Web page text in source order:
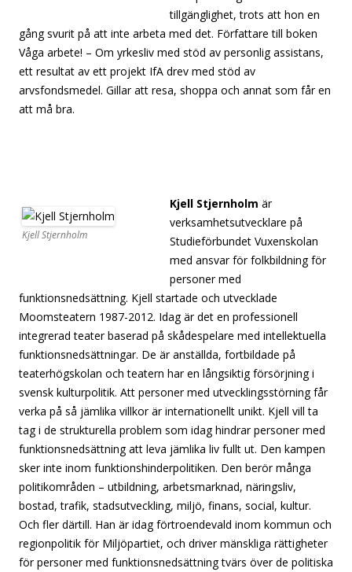
tillgänglighet, trots att hon en
gång svurit på att inte arbeta med det. Författare till boken
Våga arbete! – Om yrkesliv med stöd av personlig assistans,
ett resultat av ett projekt IfA drev med stöd av
arvsfondsmedel. Gillar att resa, shoppa och annat som får en
att må bra.
Kjell Stjernholm
Kjell Stjernholm är
verksamhetsutvecklare på
Studieförbundet Vuxenskolan
med ansvar för folkbildning för
personer med
funktionsnedsättning. Kjell startade och utvecklade
Moomsteatern 1987-2012. Idag är det en professionell
integrerad teater baserad på skådespelare med intellektuella
funktionsnedsättningar. De är anställda, fortbildade på
teaterhögskolan och teatern har en långsiktig försörjning i
svensk kulturpolitik. Att personer med utvecklingsstörning får
verka på så jämlika villkor är internationellt unikt. Kjell vill ta
tag i de strukturella problem som idag hindrar personer med
funktionsnedsättning att leva jämlika liv fullt ut. Den kampen
sker inte inom funktionshinderpolitiken. Den berör många
politikområden – utbildning, arbetsmarknad, näringsliv,
bostad, trafik, stadsutveckling, miljö, finans, social, kultur.
Och fler därtill. Han är idag förtroendevald inom kommun och
regionpolitik för Miljöpartiet, och driver mänskliga rättigheter
för personer med funktionsnedsättning tvärs över de politiska